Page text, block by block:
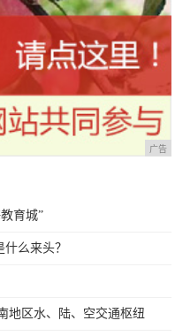
广告
育城”
么来头？
地区水、陆、空交通枢纽